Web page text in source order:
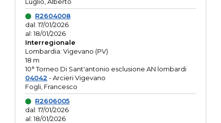
R2604008
dal: 17/01/2026
al: 18/01/2026
Interregionale
Lombardia: Vigevano (PV)
18 m
10° Torneo Di Sant'antonio esclusione AN lombardi
04042 - Arcieri Vigevano
Fogli, Francesco
R2606005
dal: 17/01/2026
al: 18/01/2026